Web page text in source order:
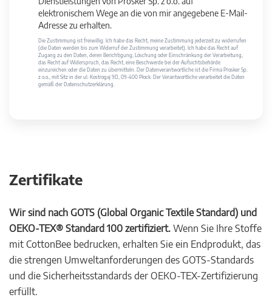
elektronischem Wege an die von mir angegebene E-Mail-
Adresse zu erhalten.
Die Zustimmung ist freiwillig. Ich habe das Recht, meine Zustimmung jederzeit zu widerrufen
(die Daten werden bis zum Widerruf der Zustimmung verarbeitet). Ich habe das Recht auf
Zugang zu den Daten, deren Berichtigung, Löschung oder Einschränkung der Verarbeitung,
das Recht auf Widerspruch, das Recht, eine Beschwerde bei der Aufsichtsbehörde
einzureichen oder die Daten zu übermitteln. Der Datenverantwortliche ist die Firma Prosker Sp.
z o.o., mit Sitz in der ul. Kostrogaj 9D, 09-400 Płock. Der Verantwortliche verarbeitet die Daten
gemäß der Datenschutzerklärung.
Zertifikate
Wir sind nach GOTS (Global Organic Textile Standard) und
OEKO-TEX® Standard 100 zertifiziert. Wenn Sie Ihre Stoffe
mit CottonBee bedrucken, erhalten Sie ein Endprodukt, das
die strengen Umweltanforderungen des GOTS-Standards
und die Sicherheitsstandards der OEKO-TEX-Zertifizierung
erfüllt.